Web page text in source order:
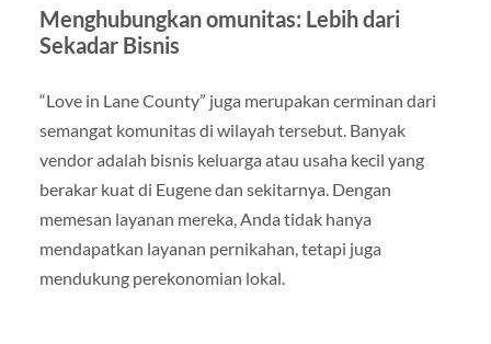
Menghubungkan omunitas: Lebih dari
Sekadar Bisnis
“Love in Lane County” juga merupakan cerminan dari
semangat komunitas di wilayah tersebut. Banyak
vendor adalah bisnis keluarga atau usaha kecil yang
berakar kuat di Eugene dan sekitarnya. Dengan
memesan layanan mereka, Anda tidak hanya
mendapatkan layanan pernikahan, tetapi juga
mendukung perekonomian lokal.